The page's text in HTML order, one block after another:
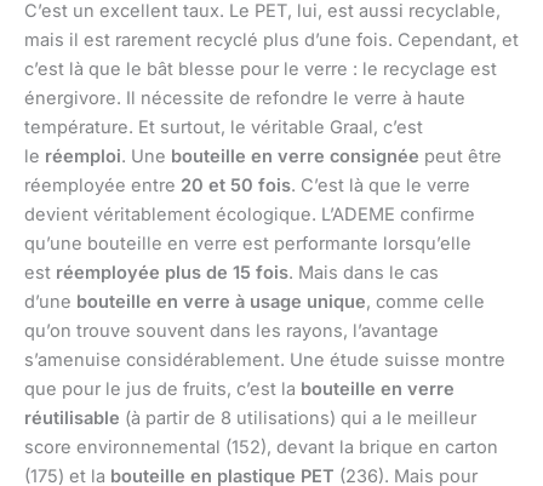
C’est un excellent taux. Le PET, lui, est aussi recyclable,
mais il est rarement recyclé plus d’une fois. Cependant, et
c’est là que le bât blesse pour le verre : le recyclage est
énergivore. Il nécessite de refondre le verre à haute
température. Et surtout, le véritable Graal, c’est
le réemploi. Une bouteille en verre consignée peut être
réemployée entre 20 et 50 fois. C’est là que le verre
devient véritablement écologique. L’ADEME confirme
qu’une bouteille en verre est performante lorsqu’elle
est réemployée plus de 15 fois. Mais dans le cas
d’une bouteille en verre à usage unique, comme celle
qu’on trouve souvent dans les rayons, l’avantage
s’amenuise considérablement. Une étude suisse montre
que pour le jus de fruits, c’est la bouteille en verre
réutilisable (à partir de 8 utilisations) qui a le meilleur
score environnemental (152), devant la brique en carton
(175) et la bouteille en plastique PET (236). Mais pour